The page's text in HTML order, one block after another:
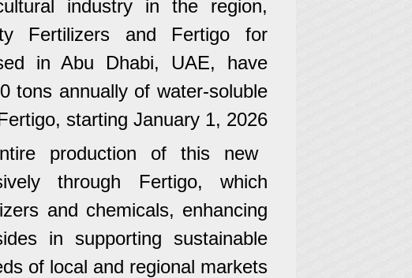
industry in the region,
Fertilizers and Fertigo for
in Abu Dhabi, UAE, have
tons annually of water-soluble
starting January 1, 2026.
production of this new
through Fertigo, which
and chemicals, enhancing
in supporting sustainable
of local and regional markets.